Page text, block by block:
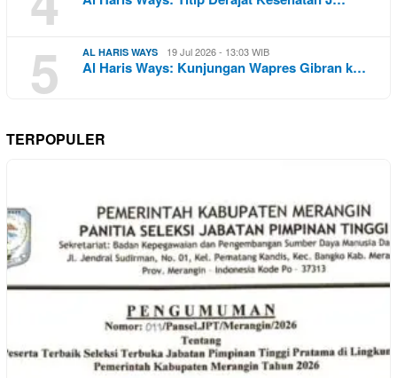
5 AL HARIS WAYS 19 Jul 2026 - 13:03 WIB
Al Haris Ways: Kunjungan Wapres Gibran k…
TERPOPULER